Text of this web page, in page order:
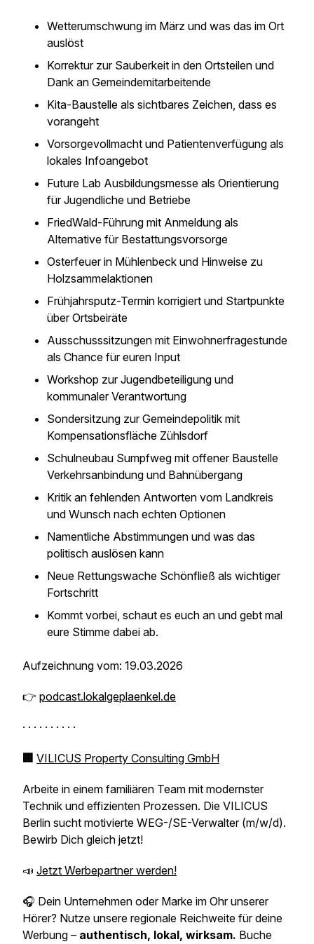
Wetterumschwung im März und was das im Ort
auslöst
Korrektur zur Sauberkeit in den Ortsteilen und
Dank an Gemeindemitarbeitende
Kita-Baustelle als sichtbares Zeichen, dass es
vorangeht
Vorsorgevollmacht und Patientenverfügung als
lokales Infoangebot
Future Lab Ausbildungsmesse als Orientierung
für Jugendliche und Betriebe
FriedWald-Führung mit Anmeldung als
Alternative für Bestattungsvorsorge
Osterfeuer in Mühlenbeck und Hinweise zu
Holzsammelaktionen
Frühjahrsputz-Termin korrigiert und Startpunkte
über Ortsbeiräte
Ausschusssitzungen mit Einwohnerfragestunde
als Chance für euren Input
Workshop zur Jugendbeteiligung und
kommunaler Verantwortung
Sondersitzung zur Gemeindepolitik mit
Kompensationsfläche Zühlsdorf
Schulneubau Sumpfweg mit offener Baustelle
Verkehrsanbindung und Bahnübergang
Kritik an fehlenden Antworten vom Landkreis
und Wunsch nach echten Optionen
Namentliche Abstimmungen und was das
politisch auslösen kann
Neue Rettungswache Schönfließ als wichtiger
Fortschritt
Kommt vorbei, schaut es euch an und gebt mal
eure Stimme dabei ab.
Aufzeichnung vom: 19.03.2026
👉 podcast.lokalgeplaenkel.de
· · · · · · · · · ·
🏢 VILICUS Property Consulting GmbH
Arbeite in einem familiären Team mit modernster
Technik und effizienten Prozessen. Die VILICUS
Berlin sucht motivierte WEG-/SE-Verwalter (m/w/d).
Bewirb Dich gleich jetzt!
📣 Jetzt Werbepartner werden!
🎧 Dein Unternehmen oder Marke im Ohr unserer
Hörer? Nutze unsere regionale Reichweite für deine
Werbung – authentisch, lokal, wirksam. Buche